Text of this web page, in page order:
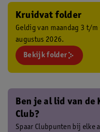
Kruidvat folder
Geldig van maandag 3 t/m
augustus 2026.
Bekijk folder
Ben je al lid van de
Club?
Spaar Clubpunten bij elke